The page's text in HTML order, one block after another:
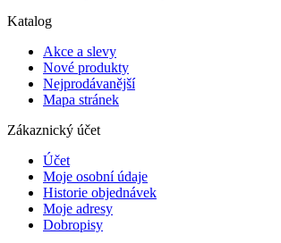
Katalog
Akce a slevy
Nové produkty
Nejprodávanější
Mapa stránek
Zákaznický účet
Účet
Moje osobní údaje
Historie objednávek
Moje adresy
Dobropisy